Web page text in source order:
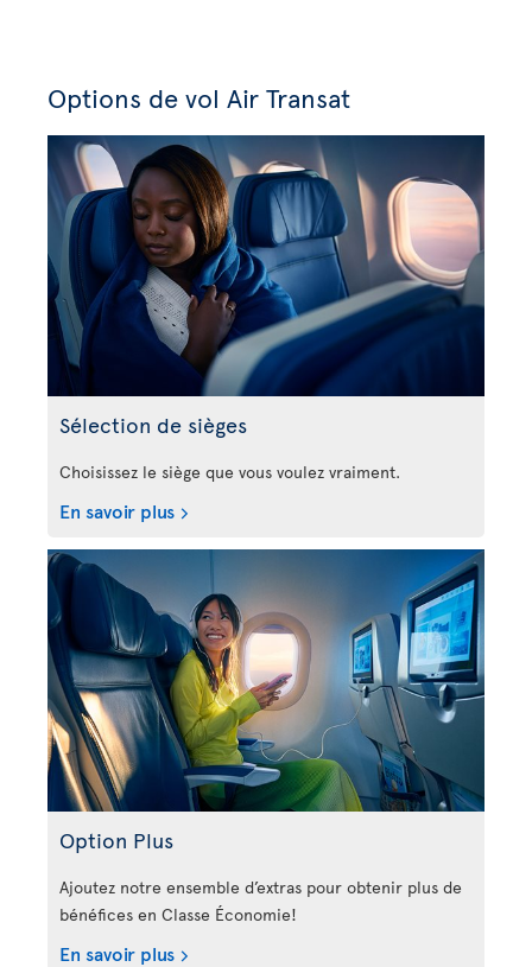
Options de vol Air Transat
Sélection de sièges
Choisissez le siège que vous voulez vraiment.
En savoir plus
Option Plus
Ajoutez notre ensemble d’extras pour obtenir plus de
bénéfices en Classe Économie!
En savoir plus